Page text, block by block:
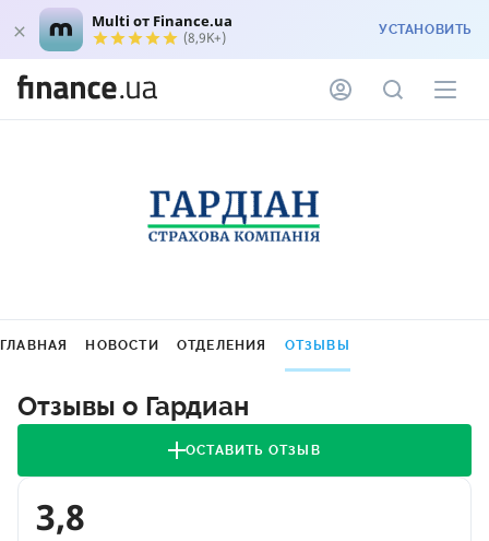
Multi от Finance.ua
(8,9K+) УСТАНОВИТЬ
ГЛАВНАЯ НОВОСТИ ОТДЕЛЕНИЯ ОТЗЫВЫ
Отзывы о Гардиан
ОСТАВИТЬ ОТЗЫВ
3,8